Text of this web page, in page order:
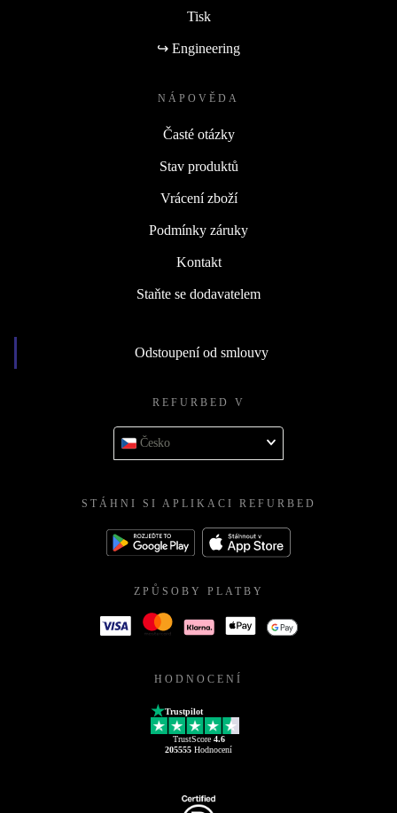
Tisk
↪ Engineering
NÁPOVĚDA
Časté otázky
Stav produktů
Vrácení zboží
Podmínky záruky
Kontakt
Staňte se dodavatelem
Odstoupení od smlouvy
REFURBED V
Česko
STÁHNI SI APLIKACI REFURBED
ZPŮSOBY PLATBY
HODNOCENÍ
Trustpilot
TrustScore 4.6
205555 Hodnocení